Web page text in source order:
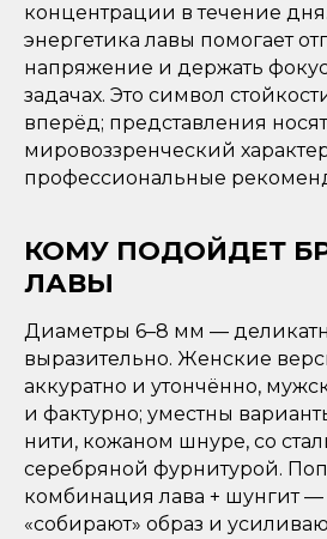
концентрации в течение дня.
энергетика лавы помогает
напряжение и держать
задачах. Это символ
вперёд; представления носят
мировоззренческий
профессиональные
КОМУ ПОДОЙДЕТ
ЛАВЫ
Диаметры 6–8 мм —
выразительно. Женские
аккуратно и утончённо,
и фактурно; уместны
нити, кожаном шнуре, со
серебряной фурнитурой.
комбинация лава + шунгит —
«собирают» образ и